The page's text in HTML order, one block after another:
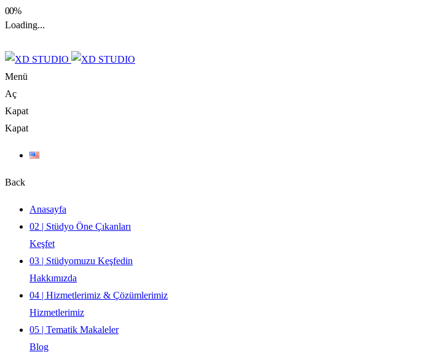
00%
Loading...
Menü
Aç
Kapat
Kapat
Back
Anasayfa
02 | Stüdyo Öne Çıkanları
Keşfet
03 | Stüdyomuzu Keşfedin
Hakkımızda
04 | Hizmetlerimiz & Çözümlerimiz
Hizmetlerimiz
05 | Tematik Makaleler
Blog